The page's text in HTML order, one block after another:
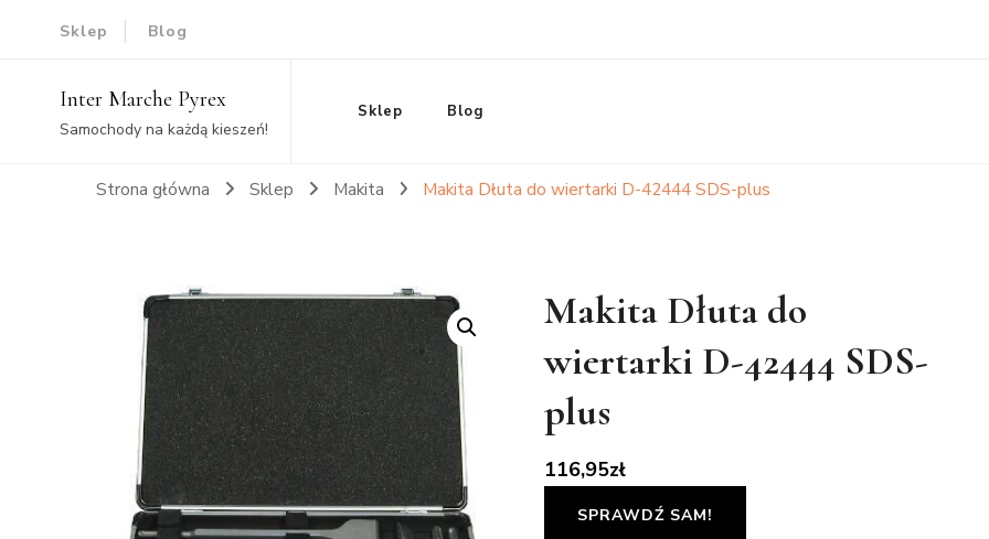
Sklep Blog
Inter Marche Pyrex
Samochody na każdą kieszeń!
Sklep Blog
Strona główna Sklep Makita Makita Dłuta do wiertarki D-42444 SDS-plus
Makita Dłuta do
wiertarki D-42444 SDS-
plus
116,95zł
SPRAWDŹ SAM!